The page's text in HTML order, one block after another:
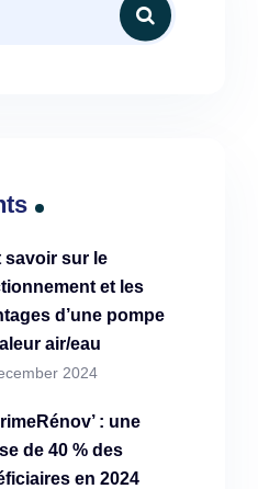
savoir sur le
et les
d’une pompe
air/eau
2024
: une
de 40 % des
en 2024